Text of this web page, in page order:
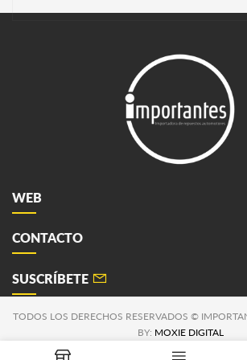
WEB
CONTACTO
SUSCRÍBETE
TODOS LOS DERECHOS RESERVADOS ©
BY: MOXIE DIGITAL